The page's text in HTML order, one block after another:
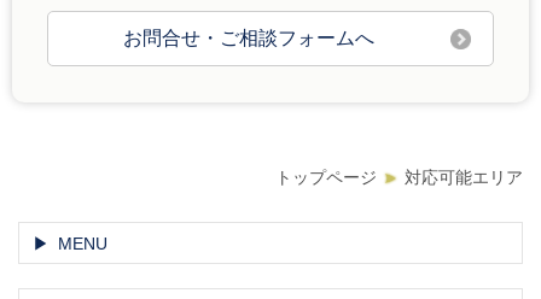
お問合せ・ご相談フォームへ
トップページ 対応可能エリア
MENU